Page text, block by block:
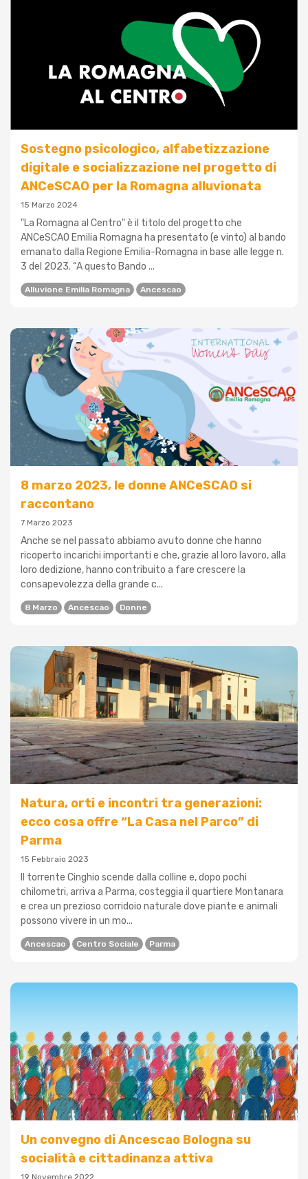
Sostegno psicologico, alfabetizzazione
digitale e socializzazione nel progetto di
ANCeSCAO per la Romagna alluvionata
15 Marzo 2024
"La Romagna al Centro" è il titolo del progetto che
ANCeSCAO Emilia Romagna ha presentato (e vinto) al bando
emanato dalla Regione Emilia-Romagna in base alle legge n.
3 del 2023. “A questo Bando ...
Alluvione Emilia Romagna Ancescao
8 marzo 2023, le donne ANCeSCAO si
raccontano
7 Marzo 2023
Anche se nel passato abbiamo avuto donne che hanno
ricoperto incarichi importanti e che, grazie al loro lavoro, alla
loro dedizione, hanno contribuito a fare crescere la
consapevolezza della grande c...
8 Marzo Ancescao Donne
Natura, orti e incontri tra generazioni:
ecco cosa offre “La Casa nel Parco” di
Parma
15 Febbraio 2023
Il torrente Cinghio scende dalla colline e, dopo pochi
chilometri, arriva a Parma, costeggia il quartiere Montanara
e crea un prezioso corridoio naturale dove piante e animali
possono vivere in un mo...
Ancescao Centro Sociale Parma
Un convegno di Ancescao Bologna su
socialità e cittadinanza attiva